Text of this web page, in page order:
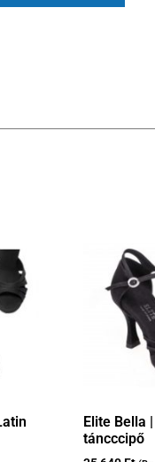
Elite Bella
táncccipő